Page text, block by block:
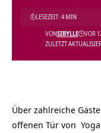
ZULETZT
VONSIBYLLE VOR
LESEZEIT: 4 MIN
Über zahlreiche
offenen Tür von